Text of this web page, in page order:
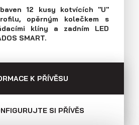
vedle ložné plochy
12 kusy kotvících "U"
opěrným kolečkem s
klíny a zadním LED
SMART.
K PŘÍVĚSU
SI PŘÍVĚS